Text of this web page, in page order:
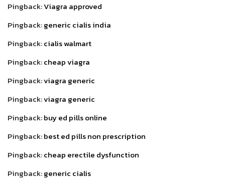
Pingback:Viagra approved
Pingback:generic cialis india
Pingback:cialis walmart
Pingback:cheap viagra
Pingback:viagra generic
Pingback:viagra generic
Pingback:buy ed pills online
Pingback:best ed pills non prescription
Pingback:cheap erectile dysfunction
Pingback:generic cialis